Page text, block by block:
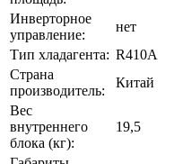
Инверторное
управление:
нет
Тип хладагента: R410A
Страна
производитель:
Китай
Вес
внутреннего
блока (кг):
19,5